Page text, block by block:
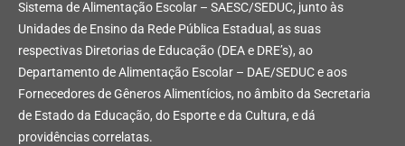
Sistema de Alimentação Escolar – SAESC/SEDUC, junto às
Unidades de Ensino da Rede Pública Estadual, as suas
respectivas Diretorias de Educação (DEA e DRE’s), ao
Departamento de Alimentação Escolar – DAE/SEDUC e aos
Fornecedores de Gêneros Alimentícios, no âmbito da Secretaria
de Estado da Educação, do Esporte e da Cultura, e dá
providências correlatas.